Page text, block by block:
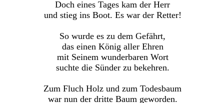
Doch eines Tages kam der Herr
und stieg ins Boot. Es war der Retter!
So wurde es zu dem Gefährt,
das einen König aller Ehren
mit Seinem wunderbaren Wort
suchte die Sünder zu bekehren.
Zum Fluch Holz und zum Todesbaum
war nun der dritte Baum geworden.